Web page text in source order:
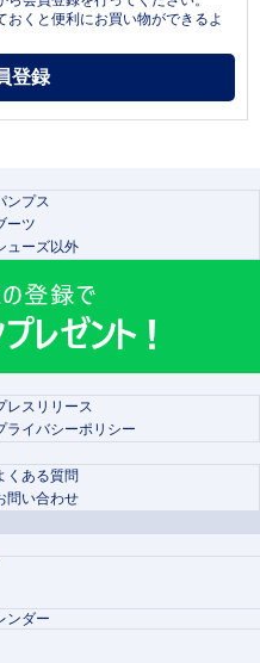
おくと便利にお買い物ができるよ
ンプス
ーツ
ューズ以外
レスリリース
ライバシーポリシー
くある質問
問い合わせ
ンダー